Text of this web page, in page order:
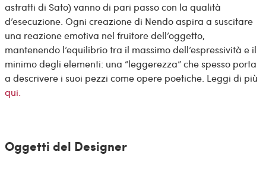
astratti di Sato) vanno di pari passo con la qualità
d’esecuzione. Ogni creazione di Nendo aspira a suscitare
una reazione emotiva nel fruitore dell’oggetto,
mantenendo l’equilibrio tra il massimo dell’espressività e il
minimo degli elementi: una “leggerezza” che spesso porta
a descrivere i suoi pezzi come opere poetiche. Leggi di più
qui.
Oggetti del Designer